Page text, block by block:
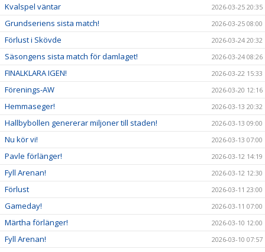
Kvalspel väntar 2026-03-25 20:35
Grundseriens sista match! 2026-03-25 08:00
Förlust i Skövde 2026-03-24 20:32
Säsongens sista match för damlaget! 2026-03-24 08:26
FINALKLARA IGEN! 2026-03-22 15:33
Förenings-AW 2026-03-20 12:16
Hemmaseger! 2026-03-13 20:32
Hallbybollen genererar miljoner till staden! 2026-03-13 09:00
Nu kör vi! 2026-03-13 07:00
Pavle förlänger! 2026-03-12 14:19
Fyll Arenan! 2026-03-12 12:30
Förlust 2026-03-11 23:00
Gameday! 2026-03-11 07:00
Märtha förlänger! 2026-03-10 12:00
Fyll Arenan!
2026-03-10 07:57